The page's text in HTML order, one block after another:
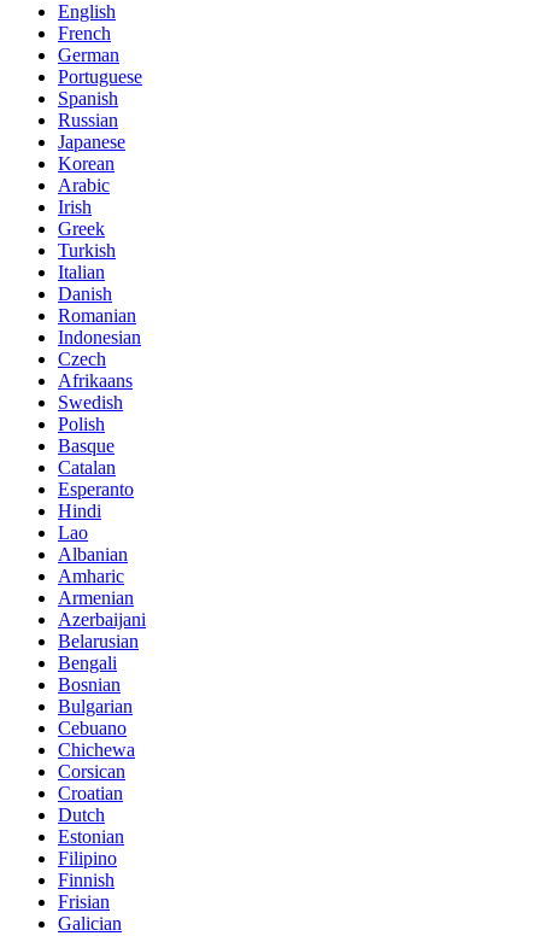
English
French
German
Portuguese
Spanish
Russian
Japanese
Korean
Arabic
Irish
Greek
Turkish
Italian
Danish
Romanian
Indonesian
Czech
Afrikaans
Swedish
Polish
Basque
Catalan
Esperanto
Hindi
Lao
Albanian
Amharic
Armenian
Azerbaijani
Belarusian
Bengali
Bosnian
Bulgarian
Cebuano
Chichewa
Corsican
Croatian
Dutch
Estonian
Filipino
Finnish
Frisian
Galician